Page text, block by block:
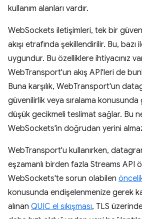
kullanım alanları vardır.
WebSockets iletişimleri, tek bir
akışı etrafında şekillendirilir. Bu, bazı
uygundur. Bu özelliklere ihtiyacınız
WebTransport'un akış API'leri de
Buna karşılık, WebTransport'un
güvenilirlik veya sıralama
düşük gecikmeli teslimat sağlar. Bu
WebSockets'in doğrudan yerini
WebTransport'u kullanırken,
eşzamanlı birden fazla Streams API
WebSockets'te sorun olabilen
konusunda endişelenmenize gerek
alınan QUIC el sıkışması, TLS